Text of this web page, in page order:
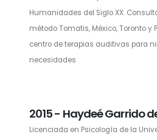
Humanidades del Siglo XX.
método Tomatis, México, Toronto y
centro de terapias auditivas para
necesidades
2015 - Haydeé Garrido
Licenciada en Psicología de la